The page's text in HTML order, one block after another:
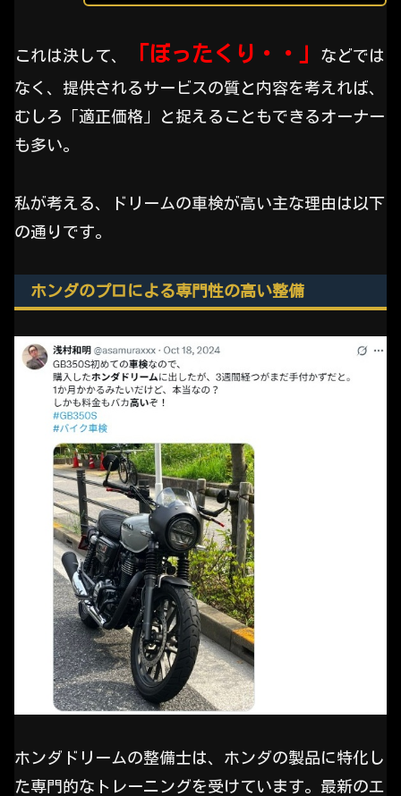
これは決して、 「ぼったくり・・」
などでは
なく、提供されるサービスの質と内容を考えれば、
むしろ「適正価格」と捉えることもできるオーナー
も多い。
私が考える、ドリームの車検が高い主な理由は以下
の通りです。
ホンダのプロによる専門性の高い整備
ホンダドリームの整備士は、ホンダの製品に特化し
た専門的なトレーニングを受けています。最新のエ